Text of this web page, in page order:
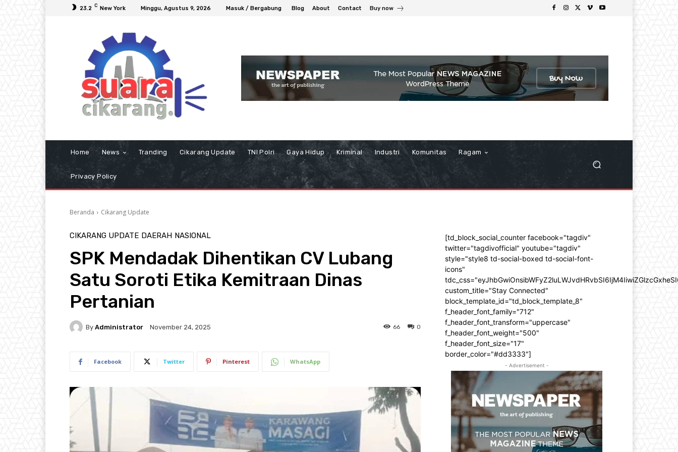
23.2 C New York Minggu, Agustus 9, 2026 Masuk / Bergabung Blog About Contact Buy now
Home News Tranding Cikarang Update TNI Polri Gaya Hidup Kriminal Industri Komunitas Ragam
Privacy Policy
Beranda Cikarang Update
CIKARANG UPDATE DAERAH NASIONAL
SPK Mendadak Dihentikan CV Lubang
Satu Soroti Etika Kemitraan Dinas
Pertanian
By Administrator November 24, 2025 0
66
Facebook Twitter Pinterest WhatsApp
[td_block_social_counter facebook="tagdiv"
twitter="tagdivofficial" youtube="tagdiv"
style="style8 td-social-boxed td-social-font-
icons"
custom_title="Stay Connected"
block_template_id="td_block_template_8"
f_header_font_family="712"
f_header_font_transform="uppercase"
f_header_font_weight="500"
f_header_font_size="17"
border_color="#dd3333"]
- Advertisement -